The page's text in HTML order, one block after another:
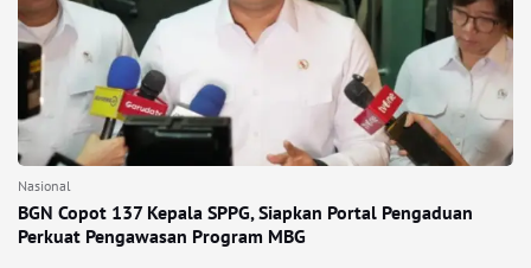
Nasional
BGN Copot 137 Kepala SPPG, Siapkan Portal Pengaduan
Perkuat Pengawasan Program MBG